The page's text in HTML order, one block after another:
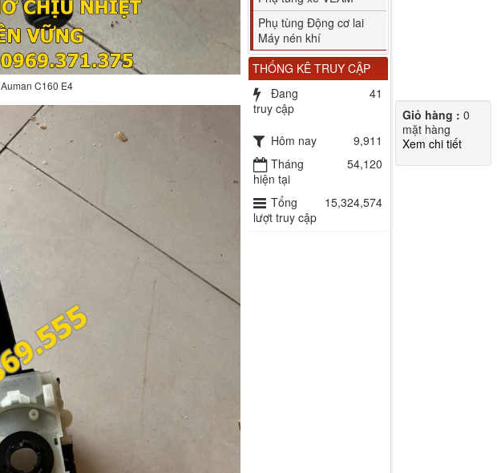
C160 E4
Phụ tùng Động cơ lai
Máy nén khí
THỐNG KÊ TRUY CẬP
Đang
truy cập
41
Hôm nay
9,911
Tháng
hiện tại
54,120
Tổng
lượt truy cập
15,324,574
Giỏ hàng : 0
mặt hàng
Xem chi tiết